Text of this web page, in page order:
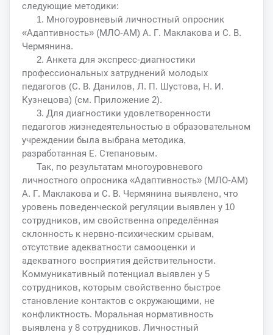
следующие методики:
1. Многоуровневый личностный опросник
«Адаптивность» (МЛО-АМ) А. Г. Маклакова и С. В.
Чермянина.
2. Анкета для экспресс-диагностики
профессиональных затруднений молодых
педагогов (С. В. Данилов, Л. П. Шустова, Н. И.
Кузнецова) (см. Приложение 2).
3. Для диагностики удовлетворенности
педагогов жизнедеятельностью в образовательном
учреждении была выбрана методика,
разработанная Е. Степановым.
Так, по результатам многоуровневого
личностного опросника «Адаптивность» (МЛО-АМ)
А. Г. Маклакова и С. В. Чермянина выявлено, что
уровень поведенческой регуляции выявлен у 10
сотрудников, им свойственна определённая
склонность к нервно-психическим срывам,
отсутствие адекватности самооценки и
адекватного восприятия действительности.
Коммуникативный потенциал выявлен у 5
сотрудников, которым свойственно быстрое
становление контактов с окружающими, не
конфликтность. Моральная нормативность
выявлена у 8 сотрудников. Личностный